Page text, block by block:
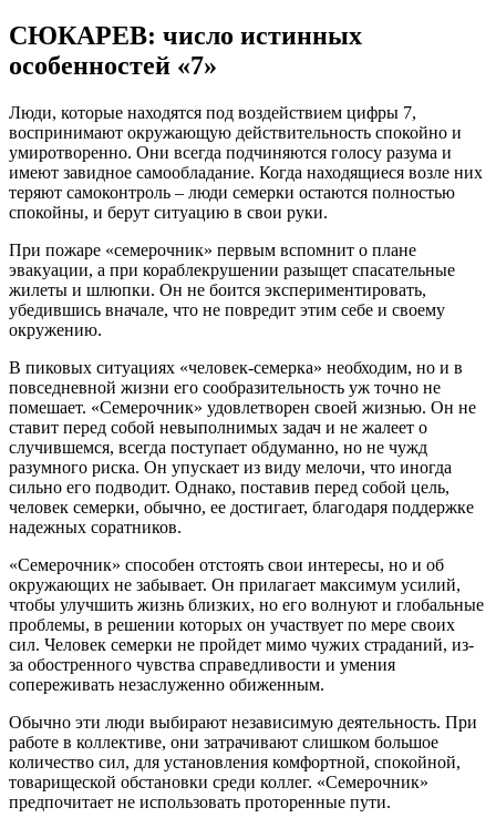
СЮКАРЕВ: число истинных
особенностей «7»
Люди, которые находятся под воздействием цифры 7,
воспринимают окружающую действительность спокойно и
умиротворенно. Они всегда подчиняются голосу разума и
имеют завидное самообладание. Когда находящиеся возле них
теряют самоконтроль – люди семерки остаются полностью
спокойны, и берут ситуацию в свои руки.
При пожаре «семерочник» первым вспомнит о плане
эвакуации, а при кораблекрушении разыщет спасательные
жилеты и шлюпки. Он не боится экспериментировать,
убедившись вначале, что не повредит этим себе и своему
окружению.
В пиковых ситуациях «человек-семерка» необходим, но и в
повседневной жизни его сообразительность уж точно не
помешает. «Семерочник» удовлетворен своей жизнью. Он не
ставит перед собой невыполнимых задач и не жалеет о
случившемся, всегда поступает обдуманно, но не чужд
разумного риска. Он упускает из виду мелочи, что иногда
сильно его подводит. Однако, поставив перед собой цель,
человек семерки, обычно, ее достигает, благодаря поддержке
надежных соратников.
«Семерочник» способен отстоять свои интересы, но и об
окружающих не забывает. Он прилагает максимум усилий,
чтобы улучшить жизнь близких, но его волнуют и глобальные
проблемы, в решении которых он участвует по мере своих
сил. Человек семерки не пройдет мимо чужих страданий, из-
за обостренного чувства справедливости и умения
сопереживать незаслуженно обиженным.
Обычно эти люди выбирают независимую деятельность. При
работе в коллективе, они затрачивают слишком большое
количество сил, для установления комфортной, спокойной,
товарищеской обстановки среди коллег. «Семерочник»
предпочитает не использовать проторенные пути.